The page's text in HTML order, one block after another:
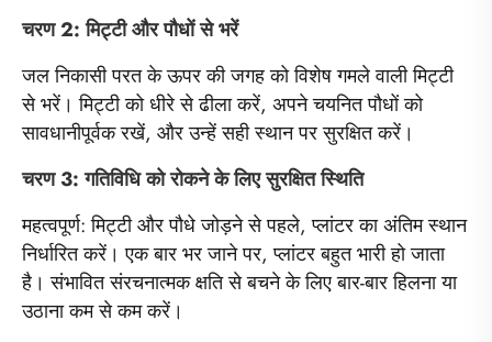
चरण 2: मिट्टी और पौधों से भरें
जल निकासी परत के ऊपर की जगह को विशेष गमले वाली मिट्टी
से भरें। मिट्टी को धीरे से ढीला करें, अपने चयनित पौधों को
सावधानीपूर्वक रखें, और उन्हें सही स्थान पर सुरक्षित करें।
चरण 3: गतिविधि को रोकने के लिए सुरक्षित स्थिति
महत्वपूर्ण: मिट्टी और पौधे जोड़ने से पहले, प्लांटर का अंतिम स्थान
निर्धारित करें। एक बार भर जाने पर, प्लांटर बहुत भारी हो जाता
है। संभावित संरचनात्मक क्षति से बचने के लिए बार-बार हिलना या
उठाना कम से कम करें।